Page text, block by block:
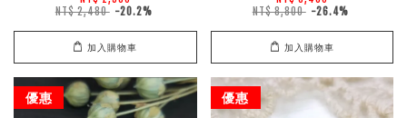
NT$ 2,480 -20.2%
加入購物車
NT$ 8,800 -26.4%
加入購物車
優惠 優惠